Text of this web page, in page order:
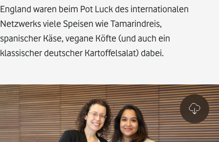
England waren beim Pot Luck des internationalen
Netzwerks viele Speisen wie Tamarindreis,
spanischer Käse, vegane Köfte (und auch ein
klassischer deutscher Kartoffelsalat) dabei.